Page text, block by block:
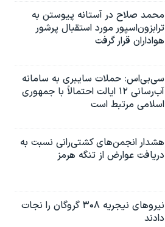
محمد صلاح در آستانه پیوستن به
ترابزون‌اسپور مورد استقبال پرشور
هواداران قرار گرفت
سی‌بی‌اس: حملات سایبری به سامانه
آب‌رسانی ۱۲ ایالت احتمالاً با جمهوری
اسلامی مرتبط است
هشدار انجمن‌های کشتی‌رانی نسبت به
دریافت عوارض از تنگه هرمز
نیروهای نیجریه‌ ۳۰۸ گروگان را نجات
دادند